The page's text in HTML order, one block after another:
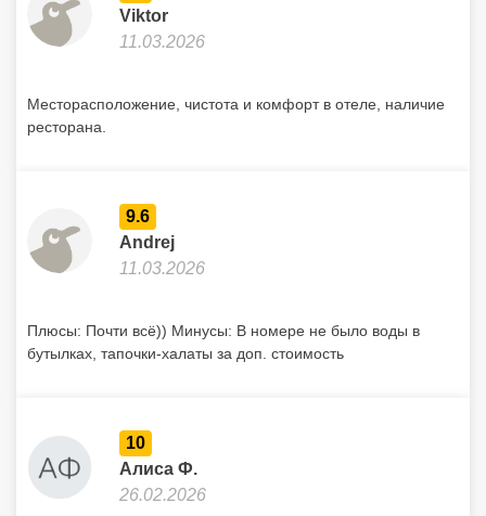
Viktor
11.03.2026
Месторасположение, чистота и комфорт в отеле, наличие
ресторана.
9.6
Andrej
11.03.2026
Плюсы: Почти всё)) Минусы: В номере не было воды в
бутылках, тапочки-халаты за доп. стоимость
10
Алиса Ф.
26.02.2026